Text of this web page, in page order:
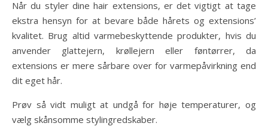
Når du styler dine hair extensions, er det vigtigt at tage
ekstra hensyn for at bevare både hårets og extensions’
kvalitet. Brug altid varmebeskyttende produkter, hvis du
anvender glattejern, krøllejern eller føntørrer, da
extensions er mere sårbare over for varmepåvirkning end
dit eget hår.
Prøv så vidt muligt at undgå for høje temperaturer, og
vælg skånsomme stylingredskaber.